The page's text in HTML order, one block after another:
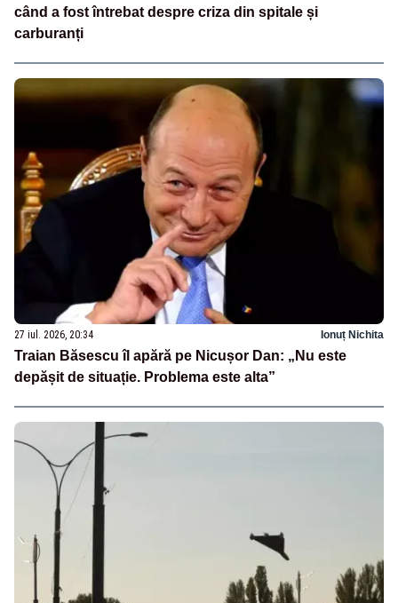
când a fost întrebat despre criza din spitale și
carburanți
27 iul. 2026, 20:34 Ionuț Nichita
Traian Băsescu îl apără pe Nicușor Dan: „Nu este
depășit de situație. Problema este alta”